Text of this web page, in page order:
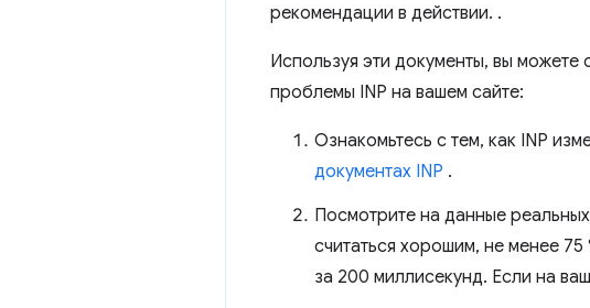
рекомендации в действии. .
Используя эти документы, вы
проблемы INP на вашем сайте:
Ознакомьтесь с тем, как INP
документах INP .
Посмотрите на данные
считаться хорошим, не менее
за 200 миллисекунд. Если на